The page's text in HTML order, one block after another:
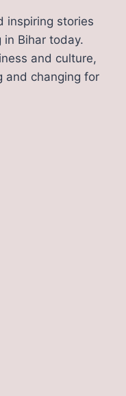
inspiring stories
Bihar today.
and culture,
and changing for